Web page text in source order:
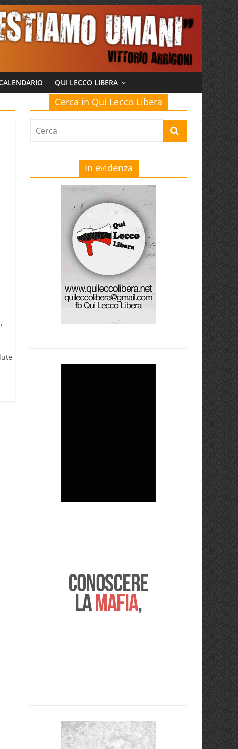
QUI LECCO LIBERA
,
Cerca in Qui Lecco Libera
In evidenza